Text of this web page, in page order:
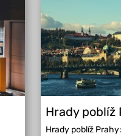
Hrady poblíž
Hrady poblíž